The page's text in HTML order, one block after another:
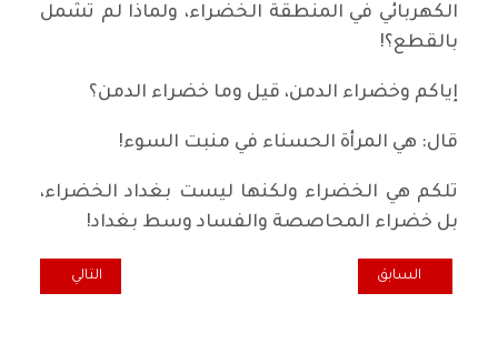
الكهربائي في المنطقة الخضراء، ولماذا لم تشمل
بالقطع؟!
إياكم وخضراء الدمن، قيل وما خضراء الدمن؟
قال: هي المرأة الحسناء في منبت السوء!
تلكم هي الخضراء ولكنها ليست بغداد الخضراء،
بل خضراء المحاصصة والفساد وسط بغداد!
المقال السابق: همسة... آه وچم آه يا مدينة الموصل
السابق المقال التالي:
التالي